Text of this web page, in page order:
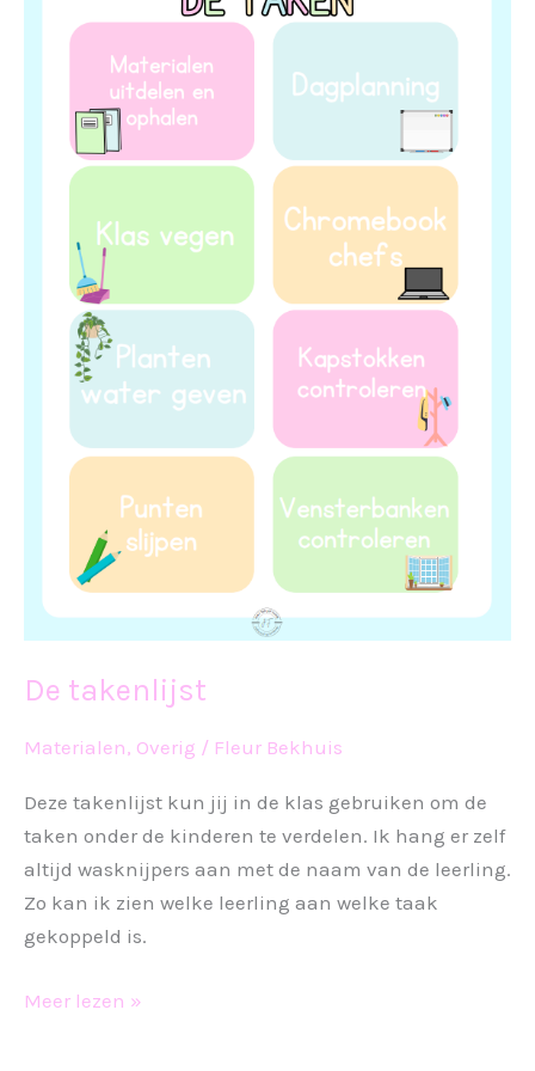
De takenlijst
Materialen, Overig / Fleur Bekhuis
Deze takenlijst kun jij in de klas gebruiken om de
taken onder de kinderen te verdelen. Ik hang er zelf
altijd wasknijpers aan met de naam van de leerling.
Zo kan ik zien welke leerling aan welke taak
gekoppeld is.
De
Meer lezen »